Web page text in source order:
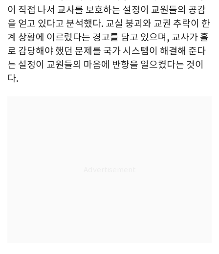
이 직접 나서 교사를 보호하는 설정이 교원들의 공감
을 얻고 있다고 분석했다. 교실 붕괴와 교권 추락이 한
계 상황에 이르렀다는 경고를 담고 있으며, 교사가 홀
로 감당해야 했던 문제를 국가 시스템이 해결해 준다
는 설정이 교원들의 마음에 반향을 일으켰다는 것이
다.